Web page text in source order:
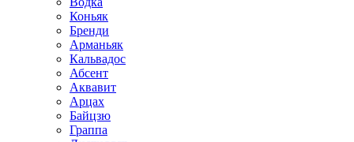
Коньяк
Бренди
Арманьяк
Кальвадос
Абсент
Аквавит
Арцах
Байцзю
Граппа